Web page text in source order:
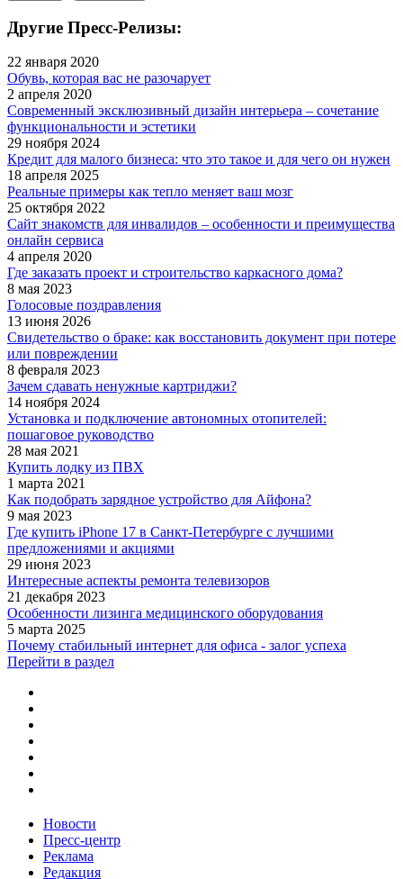
Другие Пресс-Релизы:
22 января 2020
Обувь, которая вас не разочарует
2 апреля 2020
Современный эксклюзивный дизайн интерьера – сочетание
функциональности и эстетики
29 ноября 2024
Кредит для малого бизнеса: что это такое и для чего он нужен
18 апреля 2025
Реальные примеры как тепло меняет ваш мозг
25 октября 2022
Сайт знакомств для инвалидов – особенности и преимущества
онлайн сервиса
4 апреля 2020
Где заказать проект и строительство каркасного дома?
8 мая 2023
Голосовые поздравления
13 июня 2026
Свидетельство о браке: как восстановить документ при потере
или повреждении
8 февраля 2023
Зачем сдавать ненужные картриджи?
14 ноября 2024
Установка и подключение автономных отопителей:
пошаговое руководство
28 мая 2021
Купить лодку из ПВХ
1 марта 2021
Как подобрать зарядное устройство для Айфона?
9 мая 2023
Где купить iPhone 17 в Санкт-Петербурге с лучшими
предложениями и акциями
29 июня 2023
Интересные аспекты ремонта телевизоров
21 декабря 2023
Особенности лизинга медицинского оборудования
5 марта 2025
Почему стабильный интернет для офиса - залог успеха
Перейти в раздел
Новости
Пресс-центр
Реклама
Редакция